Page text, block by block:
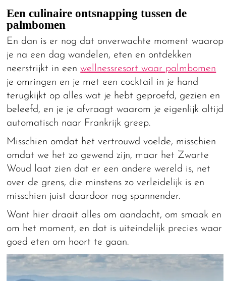
Een culinaire ontsnapping tussen de
palmbomen
En dan is er nog dat onverwachte moment waarop
je na een dag wandelen, eten en ontdekken
neerstrijkt in eenwellnessresort waar palmbomen
je omringen en je met een cocktail in je hand
terugkijkt op alles wat je hebt geproefd, gezien en
beleefd, en je je afvraagt waarom je eigenlijk altijd
automatisch naar Frankrijk greep.
Misschien omdat het vertrouwd voelde, misschien
omdat we het zo gewend zijn, maar het Zwarte
Woud laat zien dat er een andere wereld is, net
over de grens, die minstens zo verleidelijk is en
misschien juist daardoor nog spannender.
Want hier draait alles om aandacht, om smaak en
om het moment, en dat is uiteindelijk precies waar
goed eten om hoort te gaan.